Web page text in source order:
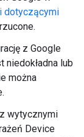
dotyczącymi
z Google
niedokładna lub
można
wytycznymi
Device